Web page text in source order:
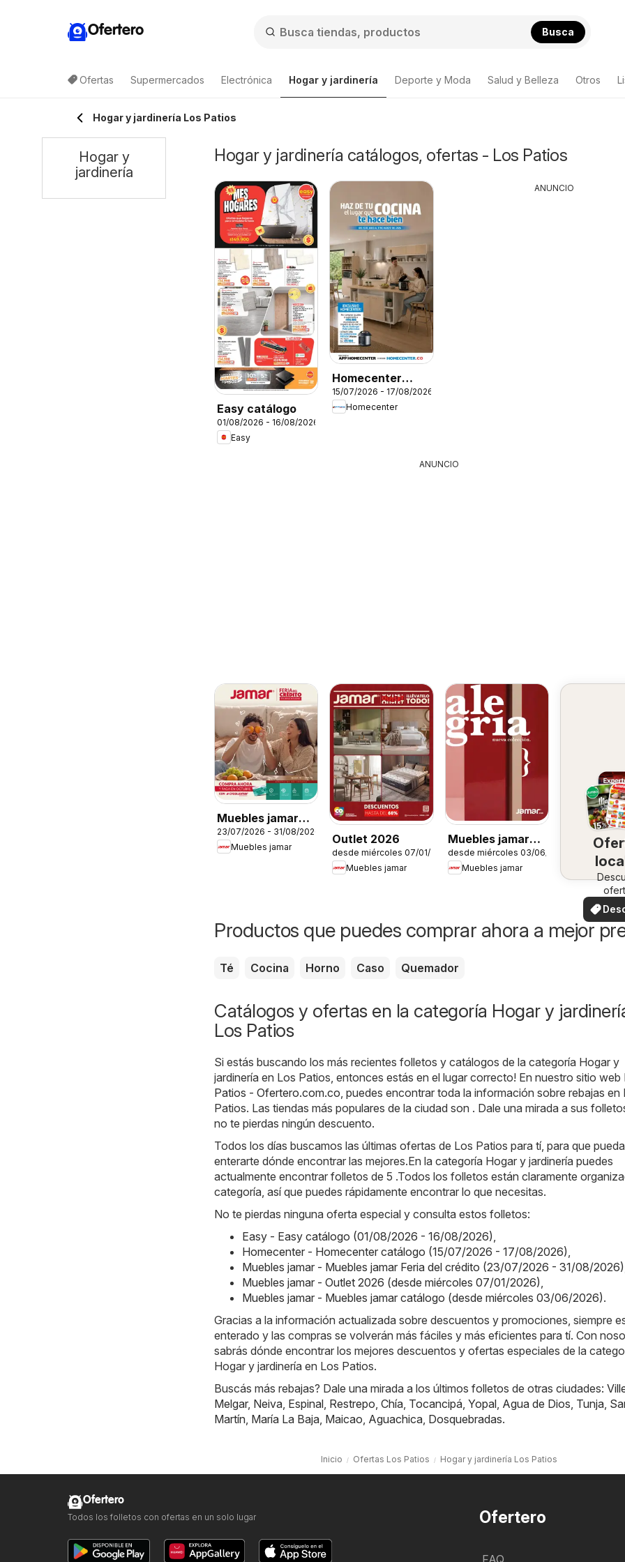
Ofertero Busca
Ofertas Supermercados Electrónica Hogar y jardinería Deporte y Moda Salud y Belleza Otros
Hogar y jardinería Los Patios
Hogar y jardinería catálogos, ofertas - Los Patios
Easy catálogo
01/08/2026 - 16/08/2026
Easy
Homecenter
catálogo
15/07/2026 - 17/08/2026
Homecenter
ANUNCIO
ANUNCIO
Muebles jamar
Feria del crédito
23/07/2026 - 31/08/2026
Muebles jamar
Outlet 2026
desde miércoles 07/01/2026
Muebles jamar
Muebles jamar
catálogo
desde miércoles 03/06/2026
Muebles jamar
Productos que puedes comprar ahora a mejor
Té Cocina Horno Caso Quemador
Catálogos y ofertas en la categoría Hogar y
Los Patios
Si estás buscando los más recientes folletos y catálogos de la categoría Hogar y
jardinería en Los Patios, entonces estás en el lugar correcto! En nuestro sitio web
Patios - Ofertero.com.co, puedes encontrar toda la información sobre rebajas en
Patios. Las tiendas más populares de la ciudad son . Dale una mirada a sus
no te pierdas ningún descuento.
Todos los días buscamos las últimas ofertas de Los Patios para tí, para que
enterarte dónde encontrar las mejores.En la categoría Hogar y jardinería puedes
actualmente encontrar folletos de 5 .Todos los folletos están claramente
categoría, así que puedes rápidamente encontrar lo que necesitas.
No te pierdas ninguna oferta especial y consulta estos folletos:
Easy - Easy catálogo (01/08/2026 - 16/08/2026),
Homecenter - Homecenter catálogo (15/07/2026 - 17/08/2026),
Muebles jamar - Muebles jamar Feria del crédito (23/07/2026 - 31/08/2026)
Muebles jamar - Outlet 2026 (desde miércoles 07/01/2026),
Muebles jamar - Muebles jamar catálogo (desde miércoles 03/06/2026).
Gracias a la información actualizada sobre descuentos y promociones, siempre
enterado y las compras se volverán más fáciles y más eficientes para tí. Con
sabrás dónde encontrar los mejores descuentos y ofertas especiales de la
Hogar y jardinería en Los Patios.
Buscás más rebajas? Dale una mirada a los últimos folletos de otras ciudades:
Melgar, Neiva, Espinal, Restrepo, Chía, Tocancipá, Yopal, Agua de Dios, Tunja,
Martín, María La Baja, Maicao, Aguachica, Dosquebradas.
Inicio Ofertas Los Patios Hogar y jardinería Los Patios
Hogar y
jardinería
Ofertero
Ofertero
Todos los folletos con ofertas en un solo lugar